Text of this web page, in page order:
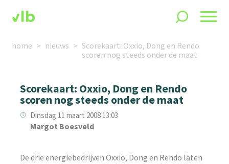
home nieuws
Scorekaart: Oxxio, Dong en Rendo
scoren nog steeds onder de maat
Scorekaart: Oxxio, Dong en Rendo
scoren nog steeds onder de maat
Dinsdag 11 maart 2008 13:03
Margot Boesveld
De drie energiebedrijven Oxxio, Dong en Rendo laten